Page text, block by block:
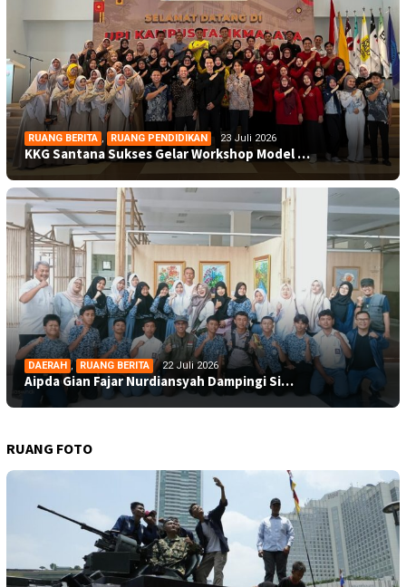
RUANG BERITA , RUANG PENDIDIKAN 23 Juli 2026
KKG Santana Sukses Gelar Workshop Model …
DAERAH , RUANG BERITA 22 Juli 2026
Aipda Gian Fajar Nurdiansyah Dampingi Si…
RUANG FOTO